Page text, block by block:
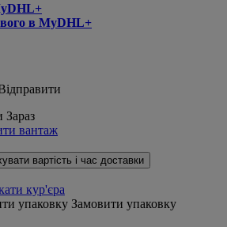
в MyDHL+
Зараз
вантаж
вартість і час доставки
кур'єра
упаковку Замовити упаковку